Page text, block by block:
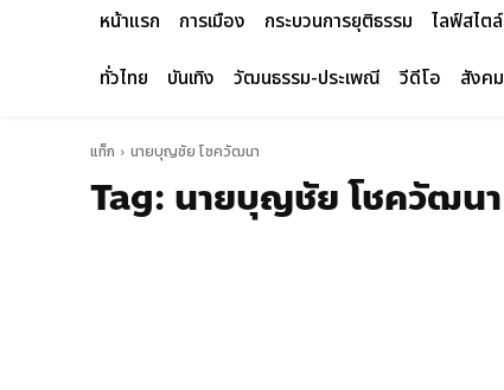
หน้าแรก การเมือง กระบวนการยุติธรรม ไลฟ์สไตล์
ทั่วไทย
บันเทิง วัฒนธรรม-ประเพณี วีดีโอ สังคม
แท็ก นายบุญชัย โชควัฒนา
Tag: นายบุญชัย โชควัฒนา